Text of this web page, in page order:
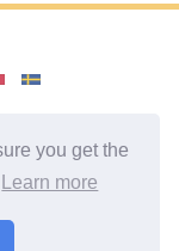
you get the
Learn more
sana. Esercizi
Sii più